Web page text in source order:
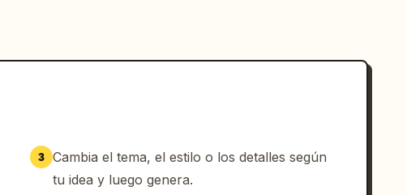
3 Cambia el tema, el estilo o los detalles según
tu idea y luego genera.